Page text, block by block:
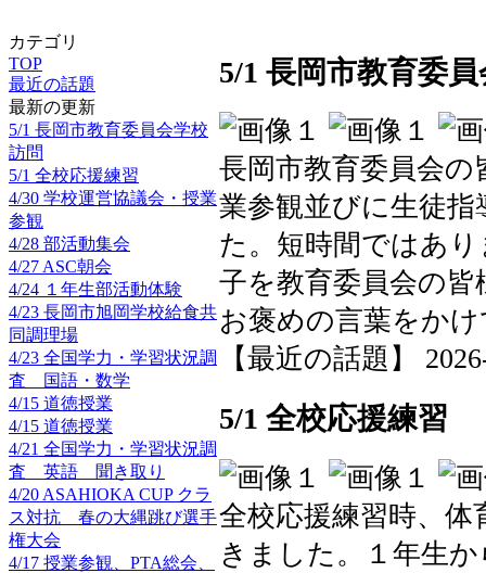
カテゴリ
TOP
最近の話題
最新の更新
5/1 長岡市教育委員会学校
訪問
5/1 全校応援練習
4/30 学校運営協議会・授業
参観
4/28 部活動集会
4/27 ASC朝会
4/24 １年生部活動体験
4/23 長岡市旭岡学校給食共
同調理場
4/23 全国学力・学習状況調
査 国語・数学
4/15 道徳授業
4/15 道徳授業
4/21 全国学力・学習状況調
査 英語 聞き取り
4/20 ASAHIOKA CUP クラ
ス対抗 春の大縄跳び選手
権大会
4/17 授業参観、PTA総会、
5/1 長岡市教育委
長岡市教育委員会
業参観並びに生徒
た。短時間ではあ
子を教育委員会の
お褒めの言葉をか
【最近の話題】
5/1 全校応援練習
全校応援練習時、
きました。１年生